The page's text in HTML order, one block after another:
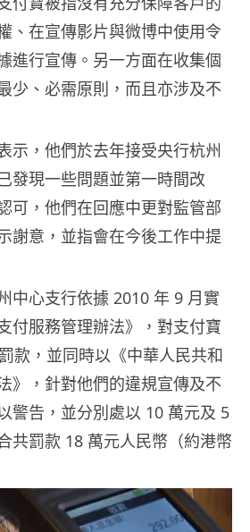
、在宣傳影片與微博中使用令
進行宣傳。另一方面在收集個
少、必需原則，而且亦涉及不
示，他們於去年接受央行杭州
發現一些問題並第一時間改
可，他們在回應中更對監管部
謝意，並指會在今後工作中提
中心支行依據 2010 年 9 月實
付服務管理辦法》，對支付寶
款，並同時以《中華人民共和
》，針對他們的違規宣傳及不
警告，並分別處以 10 萬元及 5
共罰款 18 萬元人民幣（約港幣